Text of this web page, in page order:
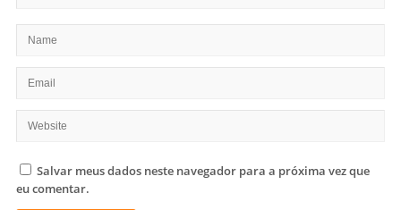
Salvar meus dados neste navegador para a próxima vez que
eu comentar.